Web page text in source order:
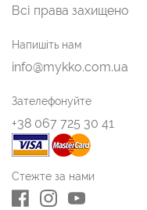
Всі права захищено
Напишіть нам
info@mykko.com.ua
Зателефонуйте
+38 067 725 30 41
Стежте за нами